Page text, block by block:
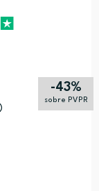
-43%
sobre PVPR